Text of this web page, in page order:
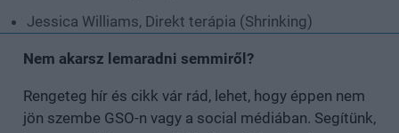
Jessica Williams, Direkt terápia (Shrinking)
Nem akarsz lemaradni semmiről?
Rengeteg hír és cikk vár rád, lehet, hogy éppen nem
jön szembe GSO-n vagy a social médiában. Segítünk,